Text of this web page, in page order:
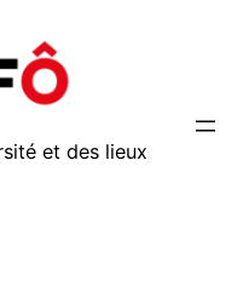
et des lieux